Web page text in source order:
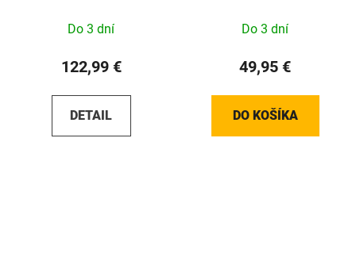
Do 3 dní
122,99 €
DETAIL
Do 3 dní
49,95 €
DO KOŠÍKA